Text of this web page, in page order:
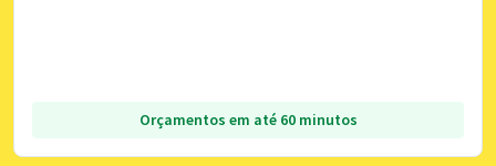
Orçamentos em até 60 minutos